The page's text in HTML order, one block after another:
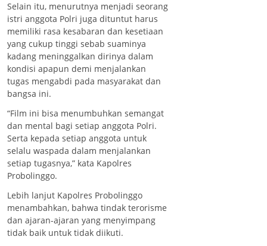
Selain itu, menurutnya menjadi seorang
istri anggota Polri juga dituntut harus
memiliki rasa kesabaran dan kesetiaan
yang cukup tinggi sebab suaminya
kadang meninggalkan dirinya dalam
kondisi apapun demi menjalankan
tugas mengabdi pada masyarakat dan
bangsa ini.
“Film ini bisa menumbuhkan semangat
dan mental bagi setiap anggota Polri.
Serta kepada setiap anggota untuk
selalu waspada dalam menjalankan
setiap tugasnya,” kata Kapolres
Probolinggo.
Lebih lanjut Kapolres Probolinggo
menambahkan, bahwa tindak terorisme
dan ajaran-ajaran yang menyimpang
tidak baik untuk tidak diikuti.